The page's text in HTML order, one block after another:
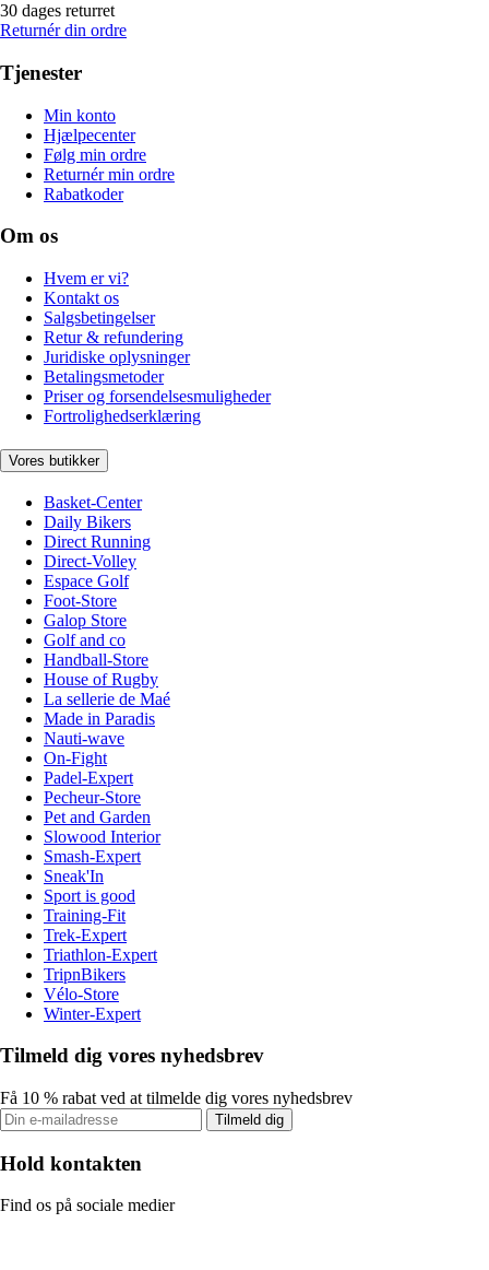
30 dages returret
Returnér din ordre
Tjenester
Min konto
Hjælpecenter
Følg min ordre
Returnér min ordre
Rabatkoder
Om os
Hvem er vi?
Kontakt os
Salgsbetingelser
Retur & refundering
Juridiske oplysninger
Betalingsmetoder
Priser og forsendelsesmuligheder
Fortrolighedserklæring
Vores butikker
Basket-Center
Daily Bikers
Direct Running
Direct-Volley
Espace Golf
Foot-Store
Galop Store
Golf and co
Handball-Store
House of Rugby
La sellerie de Maé
Made in Paradis
Nauti-wave
On-Fight
Padel-Expert
Pecheur-Store
Pet and Garden
Slowood Interior
Smash-Expert
Sneak'In
Sport is good
Training-Fit
Trek-Expert
Triathlon-Expert
TripnBikers
Vélo-Store
Winter-Expert
Tilmeld dig vores nyhedsbrev
Få 10 % rabat ved at tilmelde dig vores nyhedsbrev
Tilmeld dig
Hold kontakten
Find os på sociale medier